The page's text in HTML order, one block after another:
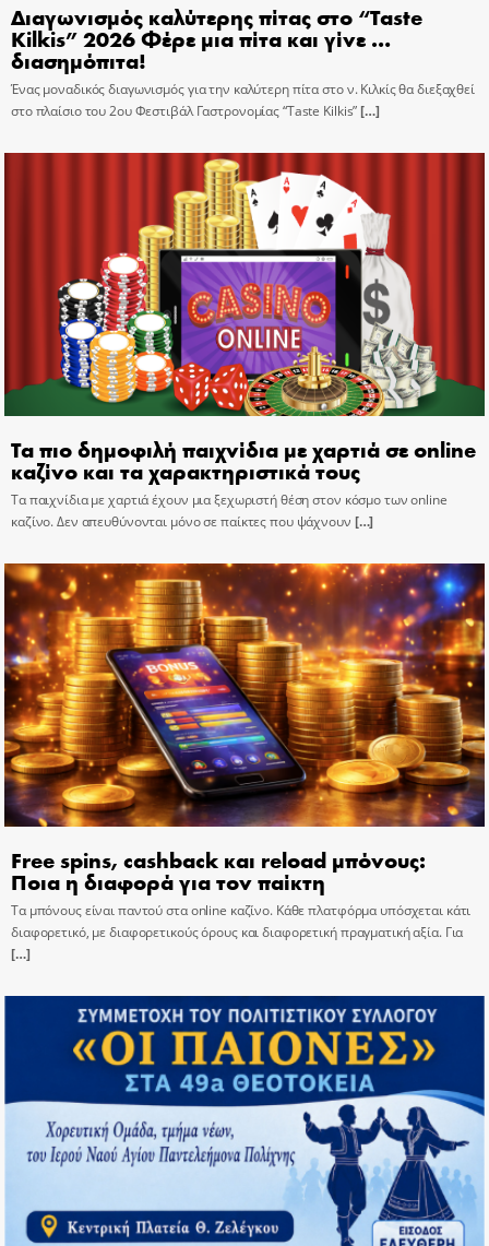
Διαγωνισμός καλύτερης πίτας στο “Taste
Kilkis” 2026 Φέρε μια πίτα και γίνε …
διασημόπιτα!
Ένας μοναδικός διαγωνισμός για την καλύτερη πίτα στο ν. Κιλκίς θα διεξαχθεί
στο πλαίσιο του 2ου Φεστιβάλ Γαστρονομίας “Taste Kilkis”[…]
Τα πιο δημοφιλή παιχνίδια με χαρτιά σε online
καζίνο και τα χαρακτηριστικά τους
Τα παιχνίδια με χαρτιά έχουν μια ξεχωριστή θέση στον κόσμο των online
καζίνο. Δεν απευθύνονται μόνο σε παίκτες που ψάχνουν […]
Free spins, cashback και reload μπόνους:
Ποια η διαφορά για τον παίκτη
Τα μπόνους είναι παντού στα online καζίνο. Κάθε πλατφόρμα υπόσχεται κάτι
διαφορετικό, με διαφορετικούς όρους και διαφορετική πραγματική αξία. Για
[…]